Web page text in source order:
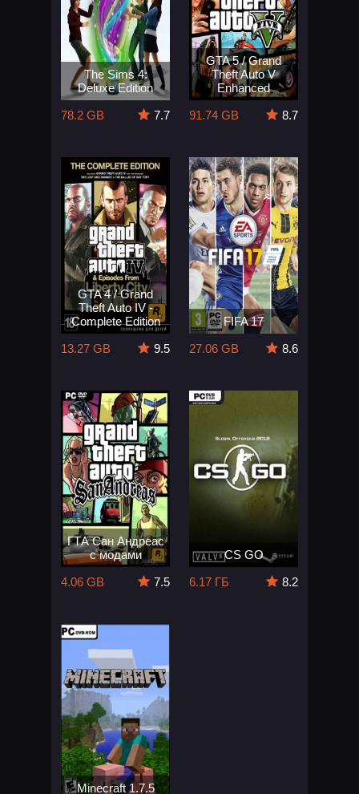
The Sims 4:
Deluxe Edition
78.2 GB
7.7
GTA 5 / Grand
Theft Auto V
Enhanced
91.74 GB
8.7
GTA 4 / Grand
Theft Auto IV -
Complete Edition
13.27 GB
9.5
FIFA 17
27.06 GB
8.6
ГТА Сан Андреас
с модами
4.06 GB
7.5
CS GO
6.17 ГБ
8.2
Minecraft 1.7.5